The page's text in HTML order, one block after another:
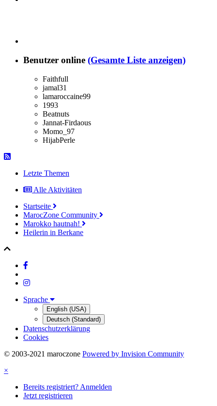
Benutzer online (Gesamte Liste anzeigen)
Faithfull
jamal31
lamaroccaine99
1993
Beatnuts
Jannat-Firdaous
Momo_97
HijabPerle
Letzte Themen
Alle Aktivitäten
Startseite
MarocZone Community
Marokko hautnah!
Heilerin in Berkane
Sprache
English (USA)
Deutsch (Standard)
Datenschutzerklärung
Cookies
© 2003-2021 maroczone Powered by Invision Community
×
Bereits registriert? Anmelden
Jetzt registrieren